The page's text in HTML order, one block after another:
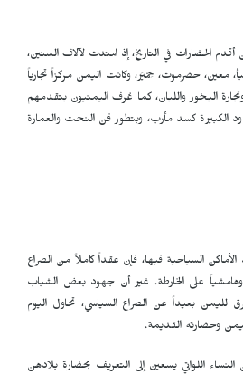
الحضارات في التاريخ، إذ امتدت لآلاف السنين،
حضرموت، حِمْيَر، وكانت اليمن مركزاً تجارياً
البخور واللبان، كما عُرف اليمنيون بتقدمهم
الكبيرة كسد مأرب، وبتطور فن النحت والعمارة
الأماكن السياحية فيها، فإن عقداً كاملاً من الصراع
على الخارطة. غير أن جهود بعض الشباب
لليمن بعيداً عن الصراع السياسي، تحاول اليوم
وحضارته القديمة.
اللواتي يسعين إلى التعريف بحضارة بلادهن